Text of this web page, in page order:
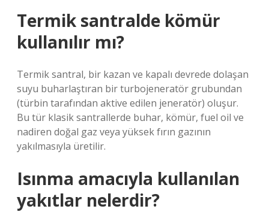
Termik santralde kömür
kullanılır mı?
Termik santral, bir kazan ve kapalı devrede dolaşan
suyu buharlaştıran bir turbojeneratör grubundan
(türbin tarafından aktive edilen jeneratör) oluşur.
Bu tür klasik santrallerde buhar, kömür, fuel oil ve
nadiren doğal gaz veya yüksek fırın gazının
yakılmasıyla üretilir.
Isınma amacıyla kullanılan
yakıtlar nelerdir?